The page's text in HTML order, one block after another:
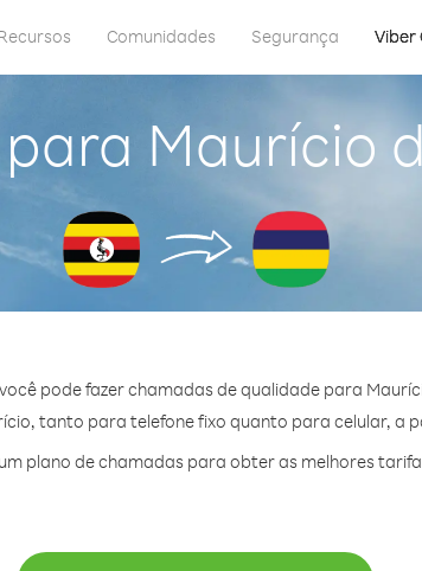
Comunidades Segurança Viber
Maurício
pode fazer chamadas de qualidade para
tanto para telefone fixo quanto para celular, a
plano de chamadas para obter as melhores